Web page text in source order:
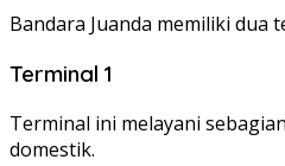
Bandara Juanda memiliki dua
Terminal 1
Terminal ini melayani
domestik.